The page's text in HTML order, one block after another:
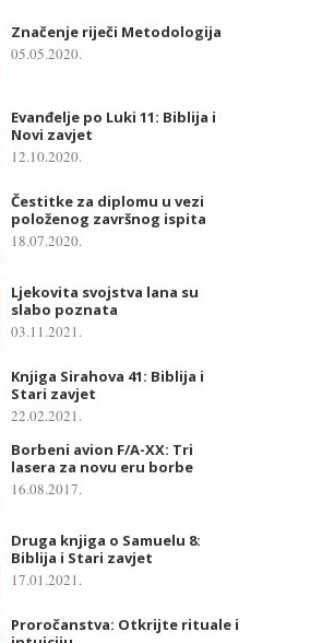
Značenje riječi Metodologija
05.05.2020.
Evanđelje po Luki 11: Biblija i
Novi zavjet
12.10.2020.
Čestitke za diplomu u vezi
položenog završnog ispita
18.07.2020.
Ljekovita svojstva lana su
slabo poznata
03.11.2021.
Knjiga Sirahova 41: Biblija i
Stari zavjet
22.02.2021.
Borbeni avion F/A-XX: Tri
lasera za novu eru borbe
16.08.2017.
Druga knjiga o Samuelu 8:
Biblija i Stari zavjet
17.01.2021.
Proročanstva: Otkrijte rituale i